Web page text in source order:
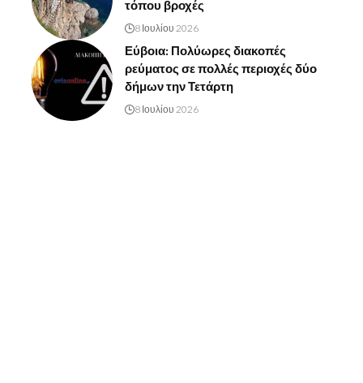
τόπου βροχές
8 Ιουλίου 2026
Εύβοια: Πολύωρες διακοπές
ρεύματος σε πολλές περιοχές δύο
δήμων την Τετάρτη
8 Ιουλίου 2026